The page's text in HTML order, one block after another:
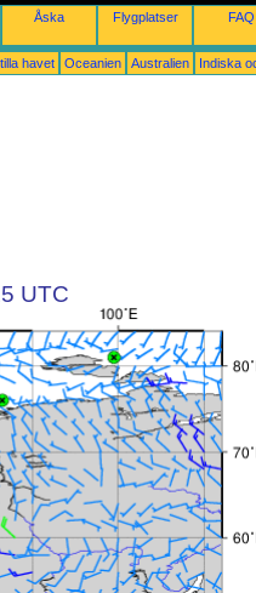
Åska Flygplatser FAQ
havet Oceanien Australien Indiska
UTC